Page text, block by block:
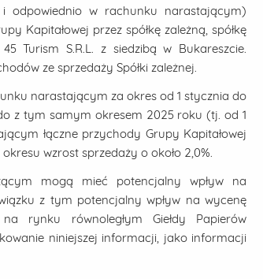
w rachunku narastającym)
Kapitałowej przez spółkę zależną, spółkę
Turism S.R.L. z siedzibą w Bukareszcie.
ze sprzedaży Spółki zależnej.
narastającym za okres od 1 stycznia do
z tym samym okresem 2025 roku (tj. od 1
łączne przychody Grupy Kapitałowej
wzrost sprzedaży o około 2,0%.
mogą mieć potencjalny wpływ na
z tym potencjalny wpływ na wycenę
rynku równoległym Giełdy Papierów
niniejszej informacji, jako informacji